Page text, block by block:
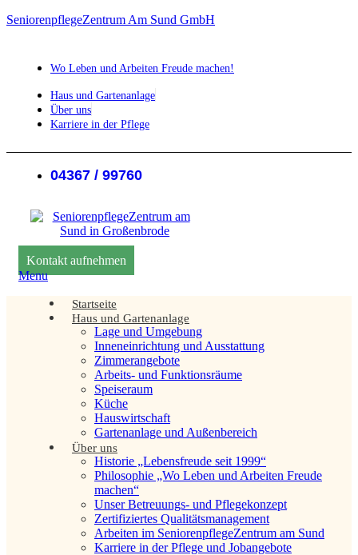
SeniorenpflegeZentrum Am Sund GmbH
Wo Leben und Arbeiten Freude machen!
Haus und Gartenanlage
Über uns
Karriere in der Pflege
04367 / 99760
Kontakt aufnehmen
Menu
Startseite
Haus und Gartenanlage
Lage und Umgebung
Inneneinrichtung und Ausstattung
Zimmerangebote
Arbeits- und Funktionsräume
Speiseraum
Küche
Hauswirtschaft
Gartenanlage und Außenbereich
Über uns
Historie „Lebensfreude seit 1999“
Philosophie „Wo Leben und Arbeiten Freude
machen“
Unser Betreuungs- und Pflegekonzept
Zertifiziertes Qualitätsmanagement
Arbeiten im Seniorenpflege­Zentrum am Sund
Karriere in der Pflege und Jobangebote